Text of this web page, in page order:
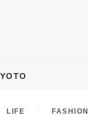
LIFE FASHION